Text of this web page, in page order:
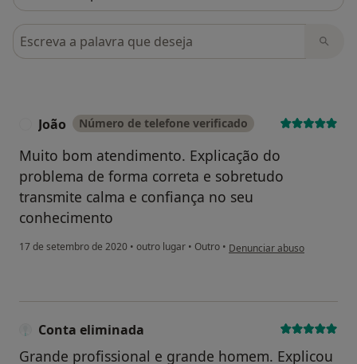
Pesquisar em opiniões
João Número de telefone verificado
Muito bom atendimento. Explicação do
problema de forma correta e sobretudo
transmite calma e confiança no seu
conhecimento
17 de setembro de 2020 • outro lugar • Outro • na opinião do utilizador João
Denunciar abuso
Conta eliminada
Grande profissional e grande homem. Explicou